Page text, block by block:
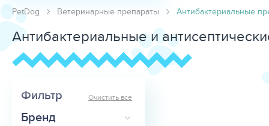
PetDog Ветеринарные препараты Антибактериальные
Антибактериальные и
Фильтр Очистить все
Бренд